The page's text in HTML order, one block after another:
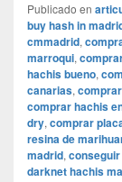
Publicado en
buy hash in
cmmadrid,
marroqui,
hachis bueno,
canarias,
comprar hachis
dry, comprar
resina de
madrid,
darknet hachis